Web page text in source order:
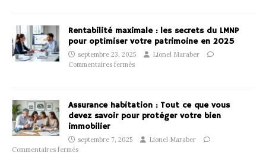
Rentabilité maximale : les secrets du LMNP
pour optimiser votre patrimoine en 2025
septembre 23, 2025
Lionel Maraber
Commentaires fermés
Assurance habitation : Tout ce que vous
devez savoir pour protéger votre bien
immobilier
septembre 7, 2025
Lionel Maraber
Commentaires fermés